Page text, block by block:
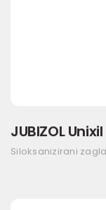
JUBIZOL
Siloksanizirani